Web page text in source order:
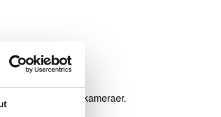
flere MagniLink-kameraer.